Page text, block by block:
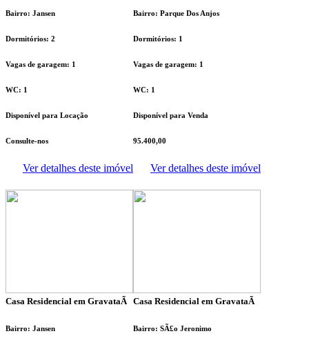
Bairro: Jansen
Dormitórios: 2
Vagas de garagem: 1
WC: 1
Disponível para Locação
Consulte-nos
Ver detalhes deste imóvel
Bairro: Parque Dos Anjos
Dormitórios: 1
Vagas de garagem: 1
WC: 1
Disponível para Venda
95.400,00
Ver detalhes deste imóvel
Casa Residencial em GravataÃ­
Bairro: Jansen
Casa Residencial em GravataÃ­
Bairro: SÃ£o Jeronimo